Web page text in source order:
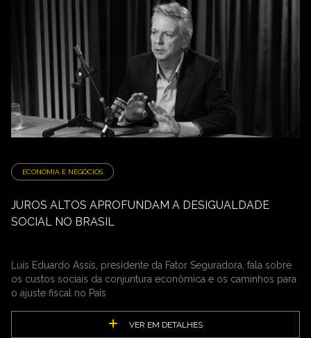
ECONOMIA E NEGÓCIOS
JUROS ALTOS APROFUNDAM A DESIGUALDADE
SOCIAL NO BRASIL
Luís Eduardo Assis, presidente da Fator Seguradora, fala sobre
os custos sociais da conjuntura econômica e os caminhos para
o ajuste fiscal no País
VER EM DETALHES